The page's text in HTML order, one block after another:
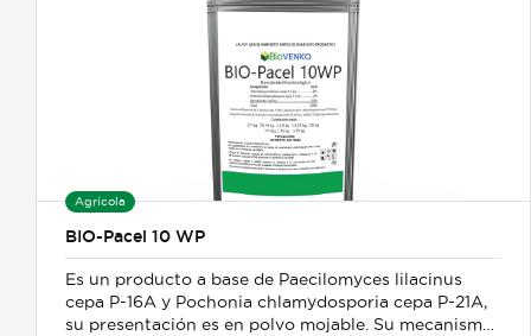
Agrícola
BIO-Pacel 10 WP
Es un producto a base de Paecilomyces lilacinus
cepa P-16A y Pochonia chlamydosporia cepa P-21A,
su presentación es en polvo mojable. Su mecanismo